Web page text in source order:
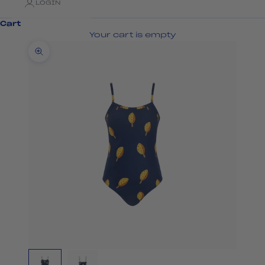
LOGIN
Cart
Your cart is empty
Zoom picture